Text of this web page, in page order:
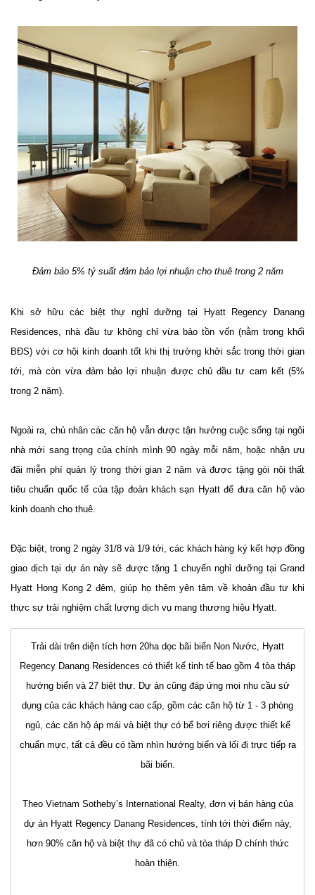
Đảm bảo 5% tỷ suất đảm bảo lợi nhuận cho thuê trong 2 năm
Khi sở hữu các biệt thự nghỉ dưỡng tại Hyatt Regency Danang
Residences, nhà đầu tư không chỉ vừa bảo tồn vốn (nằm trong khối
BĐS) với cơ hội kinh doanh tốt khi thị trường khởi sắc trong thời gian
tới, mà còn vừa đảm bảo lợi nhuận được chủ đầu tư cam kết (5%
trong 2 năm).
Ngoài ra, chủ nhân các căn hộ vẫn được tận hưởng cuộc sống tại ngôi
nhà mới sang trọng của chính mình 90 ngày mỗi năm, hoặc nhận ưu
đãi miễn phí quản lý trong thời gian 2 năm và được tặng gói nội thất
tiêu chuẩn quốc tế của tập đoàn khách sạn Hyatt để đưa căn hộ vào
kinh doanh cho thuê.
Đặc biệt, trong 2 ngày 31/8 và 1/9 tới, các khách hàng ký kết hợp đồng
giao dịch tại dự án này sẽ được tặng 1 chuyến nghỉ dưỡng tại Grand
Hyatt Hong Kong 2 đêm, giúp họ thêm yên tâm về khoản đầu tư khi
thực sự trải nghiệm chất lượng dịch vụ mang thương hiệu Hyatt.
Trải dài trên diện tích hơn 20ha dọc bãi biển Non Nước, Hyatt
Regency Danang Residences có thiết kế tinh tế bao gồm 4 tòa tháp
hướng biển và 27 biệt thự. Dự án cũng đáp ứng mọi nhu cầu sử
dụng của các khách hàng cao cấp, gồm các căn hộ từ 1 - 3 phòng
ngủ, các căn hộ áp mái và biệt thự có bể bơi riêng được thiết kế
chuẩn mực, tất cả đều có tầm nhìn hướng biển và lối đi trực tiếp ra
bãi biển.
Theo Vietnam Sotheby’s International Realty, đơn vị bán hàng của
dự án Hyatt Regency Danang Residences, tính tới thời điểm này,
hơn 90% căn hộ và biệt thự đã có chủ và tòa tháp D chính thức
hoàn thiện.